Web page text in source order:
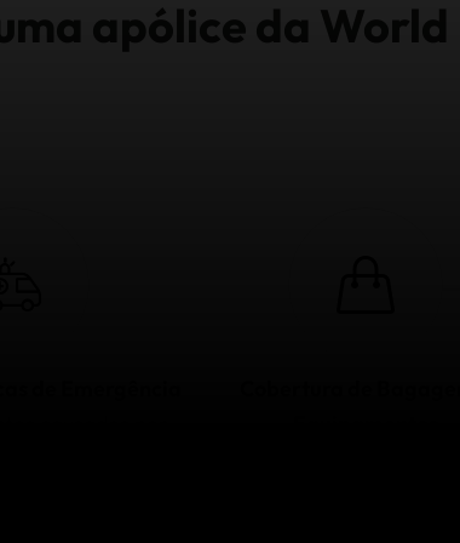
apólice da World